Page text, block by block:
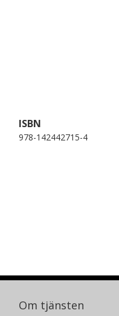
ISBN
978-142442715-4
Om tjänsten